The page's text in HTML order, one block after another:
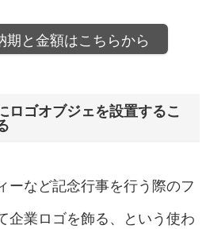
期と金額はこちらから
ロゴオブジェを設置するこ
ーなど記念行事を行う際のフ
企業ロゴを飾る、という使わ